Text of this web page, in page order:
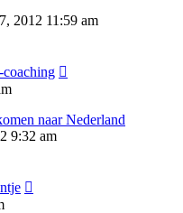
2012 11:59 am
coaching
naar Nederland
9:32 am